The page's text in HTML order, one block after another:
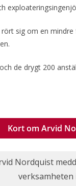
sig om en
de drygt 200
Kort om Arvid
Nordquist
verksamheten